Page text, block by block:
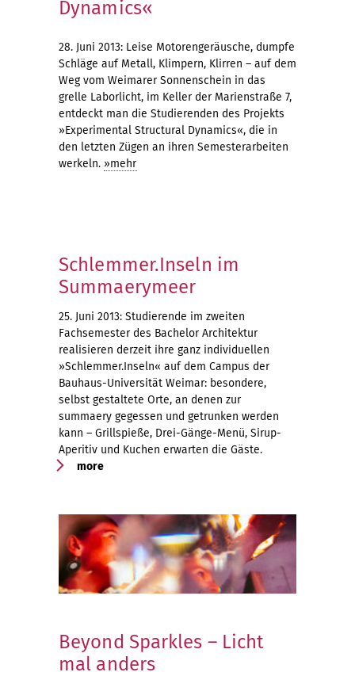
Dynamics«
28. Juni 2013: Leise Motorengeräusche, dumpfe
Schläge auf Metall, Klimpern, Klirren – auf dem
Weg vom Weimarer Sonnenschein in das
grelle Laborlicht, im Keller der Marienstraße 7,
entdeckt man die Studierenden des Projekts
»Experimental Structural Dynamics«, die in
den letzten Zügen an ihren Semesterarbeiten
werkeln. »mehr
Schlemmer.Inseln im
Summaerymeer
25. Juni 2013: Studierende im zweiten
Fachsemester des Bachelor Architektur
realisieren derzeit ihre ganz individuellen
»Schlemmer.Inseln« auf dem Campus der
Bauhaus-Universität Weimar: besondere,
selbst gestaltete Orte, an denen zur
summaery gegessen und getrunken werden
kann – Grillspieße, Drei-Gänge-Menü, Sirup-
Aperitiv und Kuchen erwarten die Gäste.
more
Beyond Sparkles – Licht
mal anders